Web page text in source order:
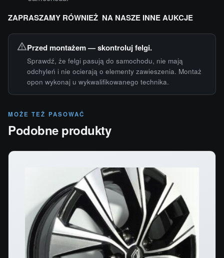
ZAPRASZAMY RÓWNIEŻ NA NASZE INNE AUKCJE
Przed montażem — skontroluj felgi.
Sprawdź, że felgi pasują do samochodu, nie mają
odchyleń i nie ocierają o elementy zawieszenia. Montaż
opon wykonaj u wykwalifikowanego technika.
MOŻE TEŻ PASOWAĆ
Podobne produkty